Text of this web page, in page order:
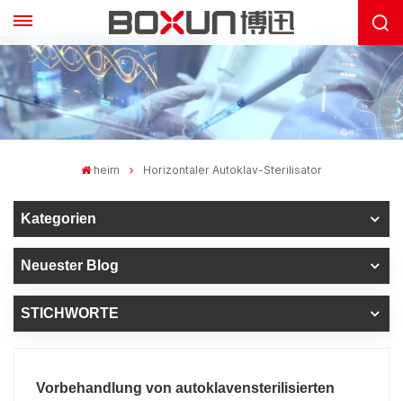
heim Horizontaler Autoklav-Sterilisator
Kategorien
Neuester Blog
STICHWORTE
Vorbehandlung von autoklavensterilisierten